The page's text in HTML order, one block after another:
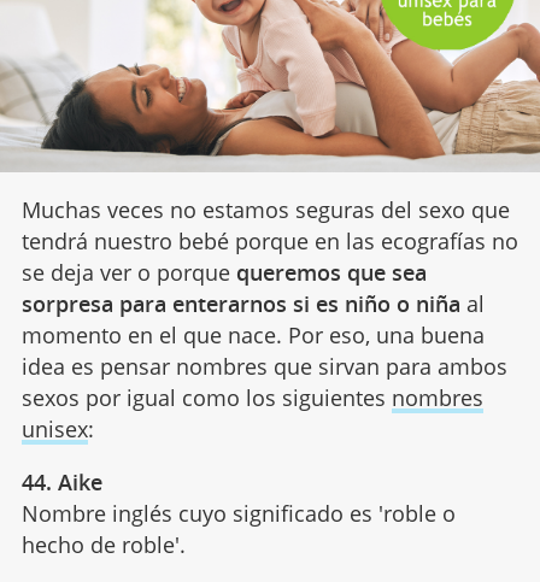
Muchas veces no estamos seguras del sexo que
tendrá nuestro bebé porque en las ecografías no
se deja ver o porque queremos que sea
sorpresa para enterarnos si es niño o niña al
momento en el que nace. Por eso, una buena
idea es pensar nombres que sirvan para ambos
sexos por igual como los siguientes nombres
unisex:
44. Aike
Nombre inglés cuyo significado es 'roble o
hecho de roble'.